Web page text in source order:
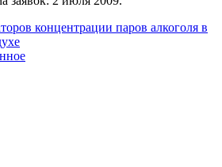
концентрации паров алкоголя в